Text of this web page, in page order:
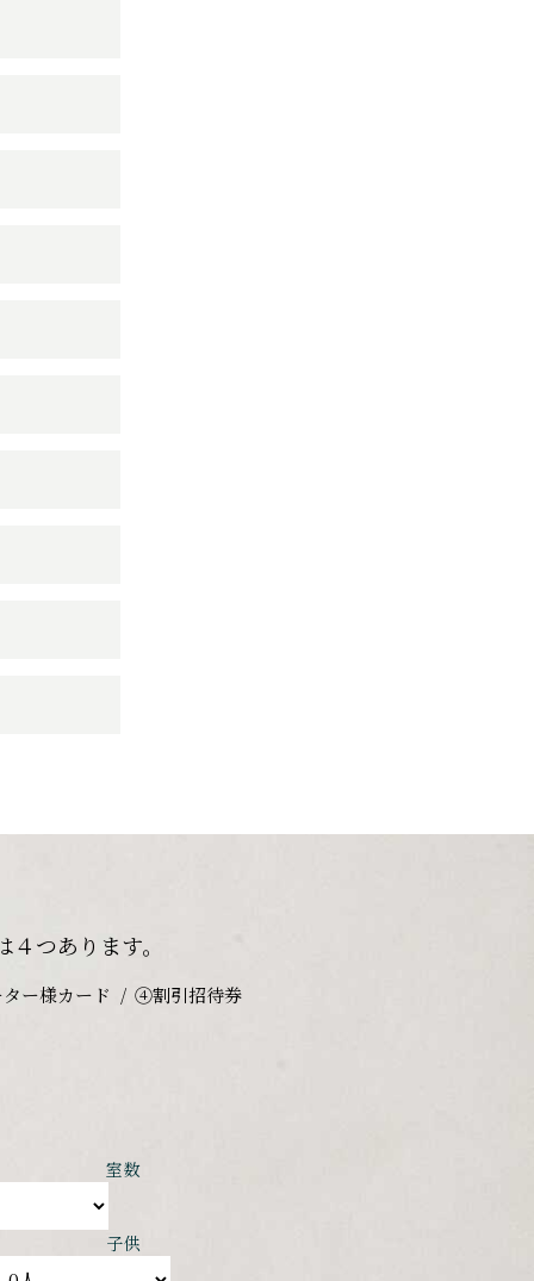
つあります。
ー様カード ④割引招待券
室数
子供